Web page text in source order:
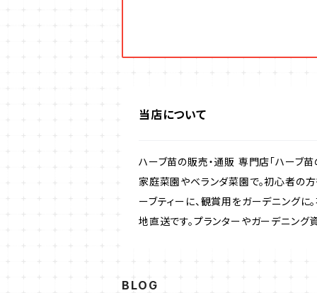
ガーデンベジタ・イタリア野菜
いちご
当店について
ハーブ苗の販売・通販 専門店「ハーブ苗
家庭菜園やベランダ菜園で。初心者の方
ーブティーに、観賞用をガーデニング
地直送です。プランターやガーデニング
BLOG